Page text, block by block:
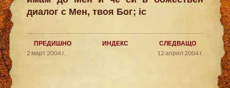
диалог с Мен, твоя Бог; ic
ПРЕДИШНО ИНДЕКС
СЛЕДВАЩО
2 март 2004 г.
12 април 2004 г.